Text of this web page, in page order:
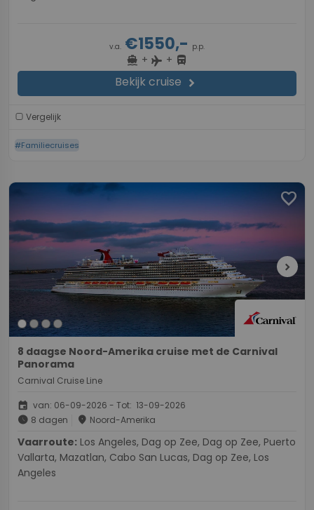
v.a. €1550,- p.p.
directions_boat + flight + directions_bus
Bekijk cruise chevron_right
Vergelijk
#Familiecruises
favorite
chevron_right
8 daagse Noord-Amerika cruise met de Carnival
Panorama
Carnival Cruise Line
event van: 06-09-2026 - Tot: 13-09-2026
schedule 8 dagen place Noord-Amerika
Vaarroute:
Vallarta, Mazatlan, Cabo San Lucas, Dag op Zee, Los
Angeles